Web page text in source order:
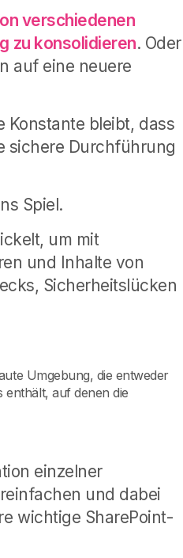
verschiedenen
zu konsolidieren. Oder
auf eine neuere
Konstante bleibt, dass
sichere Durchführung
Spiel.
um mit
und Inhalte von
Sicherheitslücken
Umgebung, die entweder
enthält, auf denen die
einzelner
und dabei
wichtige SharePoint-